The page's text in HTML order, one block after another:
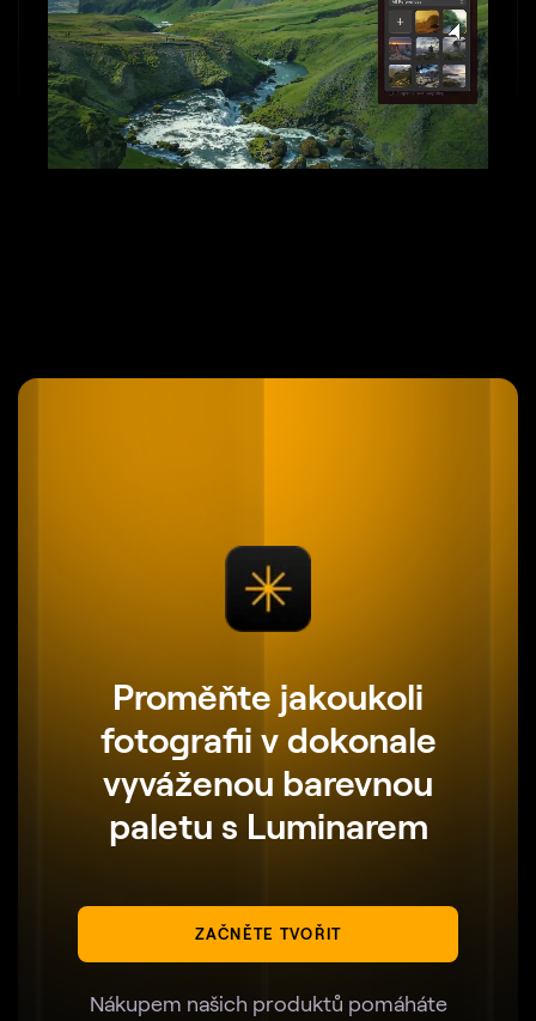
Proměňte jakoukoli
fotografii v dokonale
vyváženou barevnou
paletu s Luminarem
ZAČNĚTE TVOŘIT
Nákupem našich produktů pomáháte